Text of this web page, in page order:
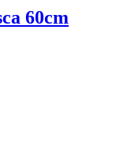
60cm